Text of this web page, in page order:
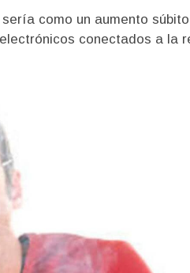
como un aumento
conectados a la